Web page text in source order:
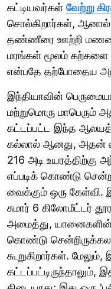
கட்டியவர்கள் வேற்று
சொல்கிறார்கள், ஆனால்
தண்ணீரை ஊற்றி மணலை
மரங்கள் மூலம் கற்களை
என்பதே தற்போதைய
இந்தியாவின்
மற்றுமொரு மாபெரும்
கட்டப்பட்ட இந்த
கல்லால் ஆனது, அதன்
216 அடி உயரத்திற்கு
எப்படிக் கொண்டு
வைக்கும் ஒரு கேள்வி.
சுமார் 6 கிலோமீட்டர்
அமைத்து,
கொண்டு
கூறுகிறார்கள்.
கட்டப்பட்டிருந்தாலும்,